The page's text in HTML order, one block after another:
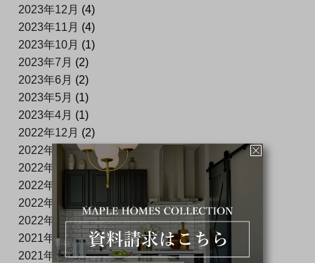
2023年12月 (4)
2023年11月 (4)
2023年10月 (1)
2023年7月 (2)
2023年6月 (2)
2023年5月 (1)
2023年4月 (1)
2022年12月 (2)
2022年11月(2)
2022年8月(2)
2022年6月
2022年4月(4)
2022年1月(3)
2021年12月(1)
2021年11月(1)